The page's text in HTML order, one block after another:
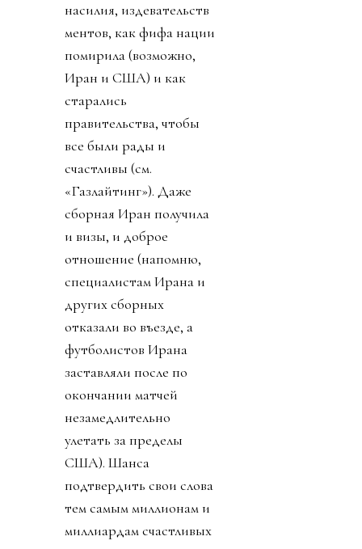
насилия, издевательств
ментов, как фифа нации
помирила (возможно,
Иран и США) и как
старались
правительства, чтобы
все были рады и
счастливы (см.
«Газлайтинг»). Даже
сборная Иран получила
и визы, и доброе
отношение (напомню,
специалистам Ирана и
других сборных
отказали во въезде, а
футболистов Ирана
заставляли после по
окончании матчей
незамедлительно
улетать за пределы
США). Шанса
подтвердить свои слова
тем самым миллионам и
миллиардам счастливых